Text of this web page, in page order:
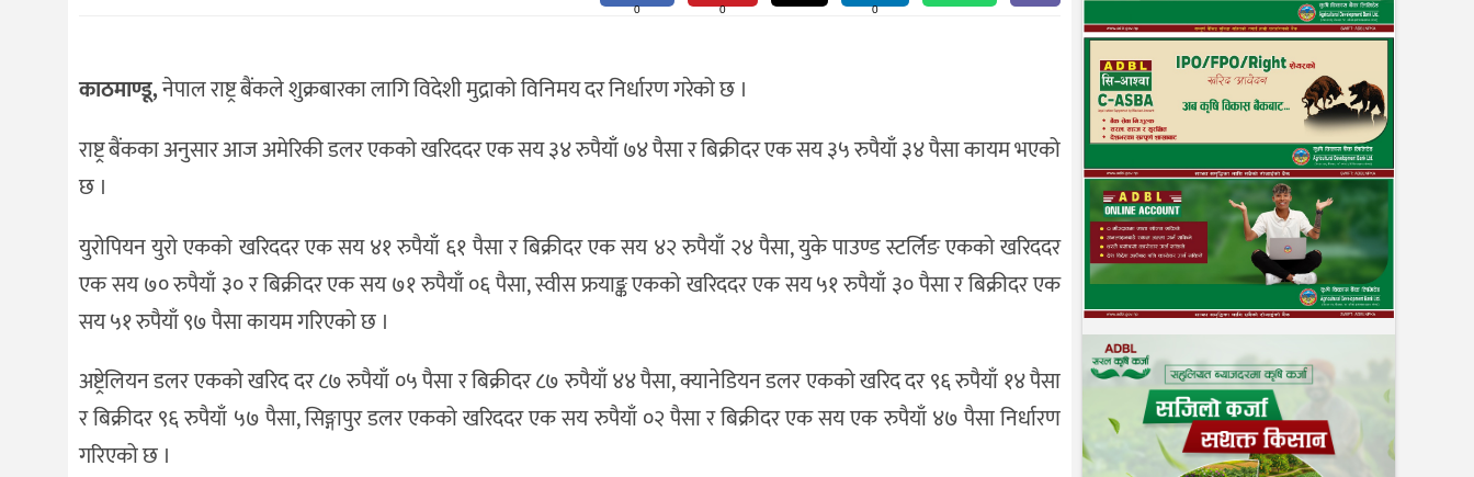
विचार
राजनीति
0
0
0
काठमाण्डू,नेपाल राष्ट्र बैंकले शुक्रबारका लागि विदेशी मुद्राको विनिमय दर निर्धारण गरेको छ ।
राष्ट्र बैंकका अनुसार आज अमेरिकी डलर एकको खरिददर एक सय ३४ रुपैयाँ ७४ पैसा र बिक्रीदर एक सय ३५ रुपैयाँ ३४ पैसा कायम भएको
छ ।
युरोपियन युरो एकको खरिददर एक सय ४१ रुपैयाँ ६१ पैसा र बिक्रीदर एक सय ४२ रुपैयाँ २४ पैसा, युके पाउण्ड स्टर्लिङ एकको खरिददर
एक सय ७० रुपैयाँ ३० र बिक्रीदर एक सय ७१ रुपैयाँ ०६ पैसा, स्वीस फ्रयाङ्क एकको खरिददर एक सय ५१ रुपैयाँ ३० पैसा र बिक्रीदर एक
सय ५१ रुपैयाँ ९७ पैसा कायम गरिएको छ ।
अष्ट्रेलियन डलर एकको खरिद दर ८७ रुपैयाँ ०५ पैसा र बिक्रीदर ८७ रुपैयाँ ४४ पैसा, क्यानेडियन डलर एकको खरिद दर ९६ रुपैयाँ १४ पैसा
र बिक्रीदर ९६ रुपैयाँ ५७ पैसा, सिङ्गापुर डलर एकको खरिददर एक सय रुपैयाँ ०२ पैसा र बिक्रीदर एक सय एक रुपैयाँ ४७ पैसा निर्धारण
गरिएको छ ।